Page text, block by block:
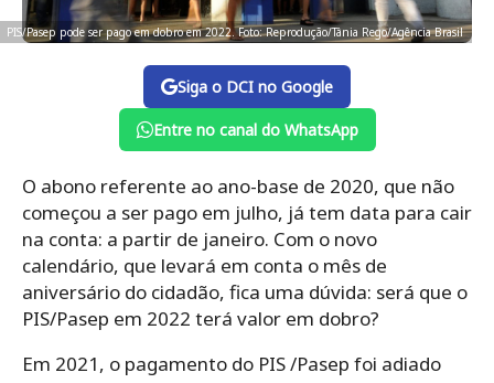
PIS/Pasep pode ser pago em dobro em 2022. Foto: Reprodução/Tânia Rego/Agência Brasil
Siga o DCI no Google
Entre no canal do WhatsApp
O abono referente ao ano-base de 2020, que não
começou a ser pago em julho, já tem data para cair
na conta: a partir de janeiro. Com o novo
calendário, que levará em conta o mês de
aniversário do cidadão, fica uma dúvida: será que o
PIS/Pasep em 2022 terá valor em dobro?
Em 2021, o pagamento do PIS /Pasep foi adiado